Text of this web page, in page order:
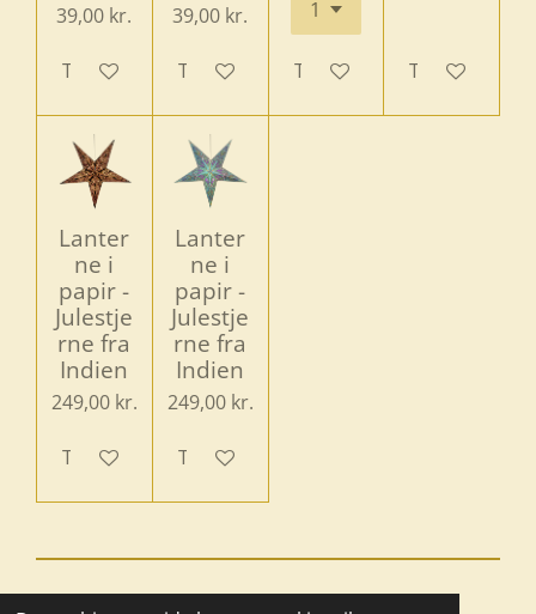
39,00 kr.
Tilføj til kurv
39,00 kr.
Tilføj til kurv Tilføj til kurv Tilføj til kurv
Lanter
ne i
papir -
Julestje
rne fra
Indien
249,00 kr.
Tilføj til kurv
Lanter
ne i
papir -
Julestje
rne fra
Indien
249,00 kr.
Tilføj til kurv